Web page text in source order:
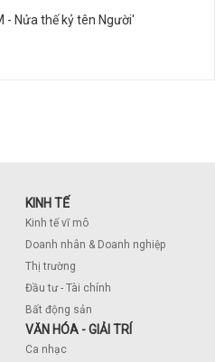
- Nửa thế kỷ tên Người'
KINH TẾ
Kinh tế vĩ mô
Doanh nhân & Doanh nghiệp
Thị trường
Đầu tư - Tài chính
Bất động sản
VĂN HÓA - GIẢI TRÍ
Ca nhạc